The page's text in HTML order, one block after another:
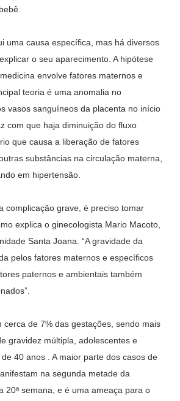
uma causa específica, mas há diversos
o seu aparecimento. A hipótese
envolve fatores maternos e
teoria é uma anomalia no
vasos sanguíneos da placenta no início
com que haja diminuição do fluxo
que causa a liberação de fatores
substâncias na circulação materna,
em hipertensão.
complicação grave, é preciso tomar
explica o ginecologista Mario Macoto,
Santa Joana. “A gravidade da
pelos fatores maternos e específicos
paternos e ambientais também
cerca de 7% das gestações, sendo mais
gravidez múltipla, adolescentes e
40 anos . A maior parte dos casos de
na segunda metade da
20ª semana, e é uma ameaça para o